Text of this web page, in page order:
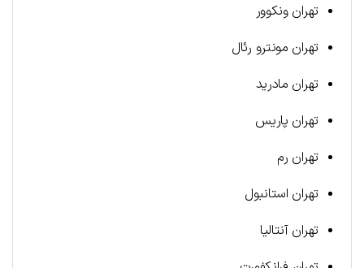
تهران ونکوور
تهران مونترو رئال
تهران مادرید
تهران پاریس
تهران رم
تهران استانبول
تهران آنتالیا